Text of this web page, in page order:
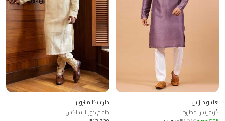
هايلو ديزاين
كُرتة إينارا مطرزة
دارشيكا مينزوير
طقم كورتا بينتاكس